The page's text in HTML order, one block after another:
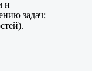
и
задач;